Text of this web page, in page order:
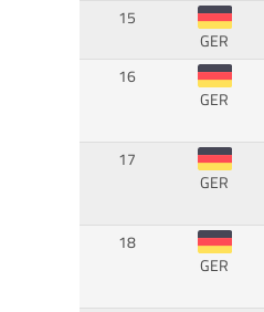
15
GER
16
GER
17
GER
18
GER